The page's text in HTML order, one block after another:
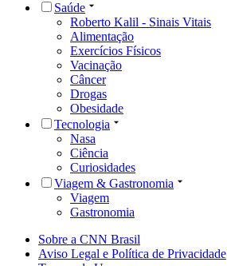
Saúde
Roberto Kalil - Sinais Vitais
Alimentação
Exercícios Físicos
Vacinação
Câncer
Drogas
Obesidade
Tecnologia
Nasa
Ciência
Curiosidades
Viagem & Gastronomia
Viagem
Gastronomia
Sobre a CNN Brasil
Aviso Legal e Política de Privacidade